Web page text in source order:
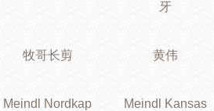
牙
牧哥长剪 黄伟
Meindl Nordkap
Meindl Kansas